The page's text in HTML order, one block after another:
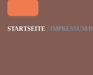
STARTSEITE IMPRESSUM/